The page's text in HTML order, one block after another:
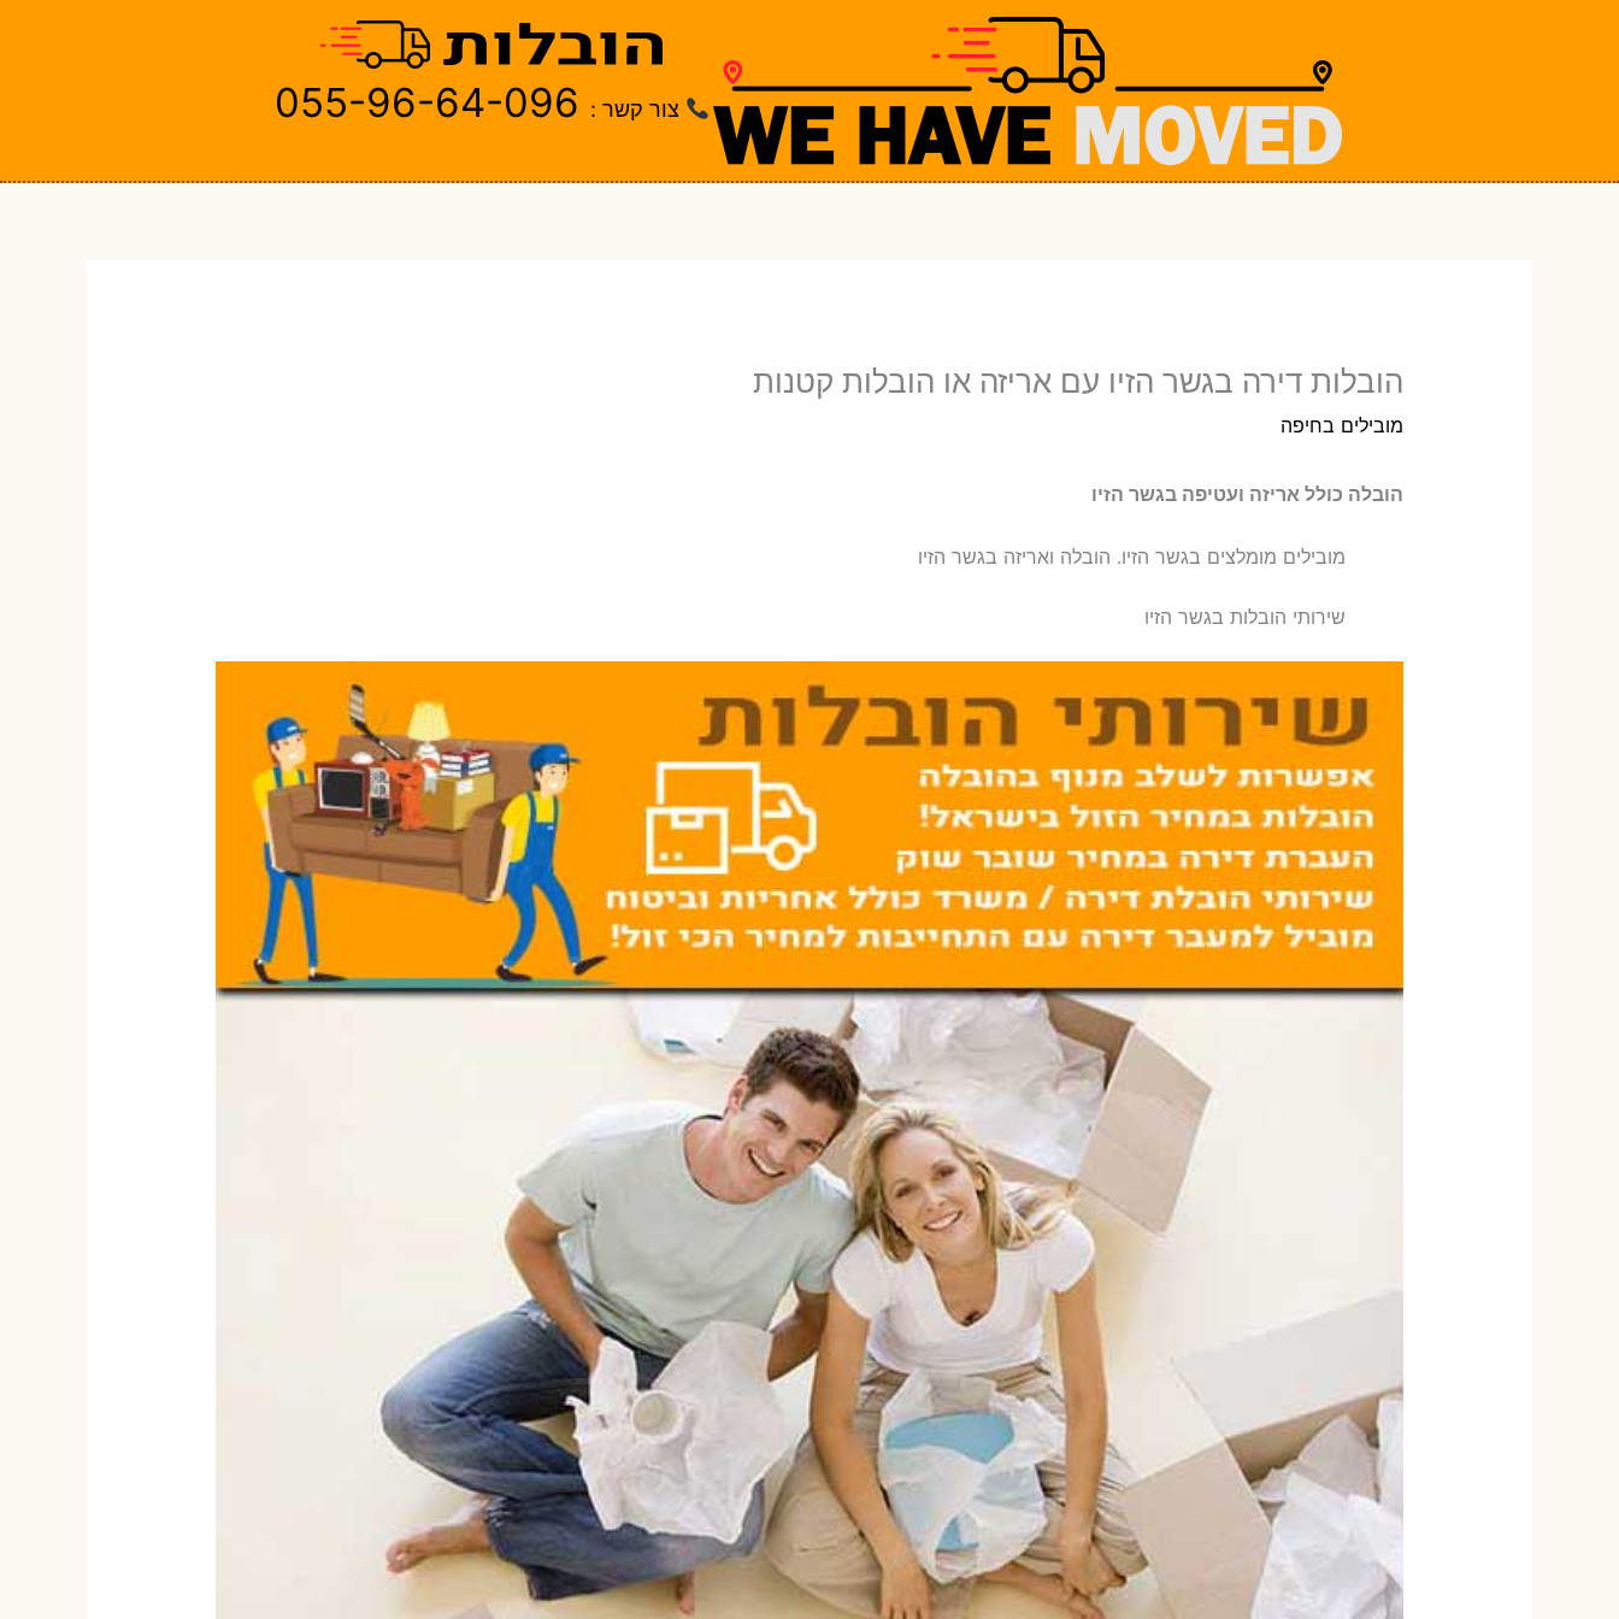
צור קשר : 055-96-64-096
הובלות דירה בגשר הזיו עם אריזה או הובלות קטנות
מובילים בחיפה
הובלה כולל אריזה ועטיפה בגשר הזיו
‫מובילים מומלצים בגשר הזיו. הובלה ואריזה בגשר הזיו
שירותי הובלות בגשר הזיו